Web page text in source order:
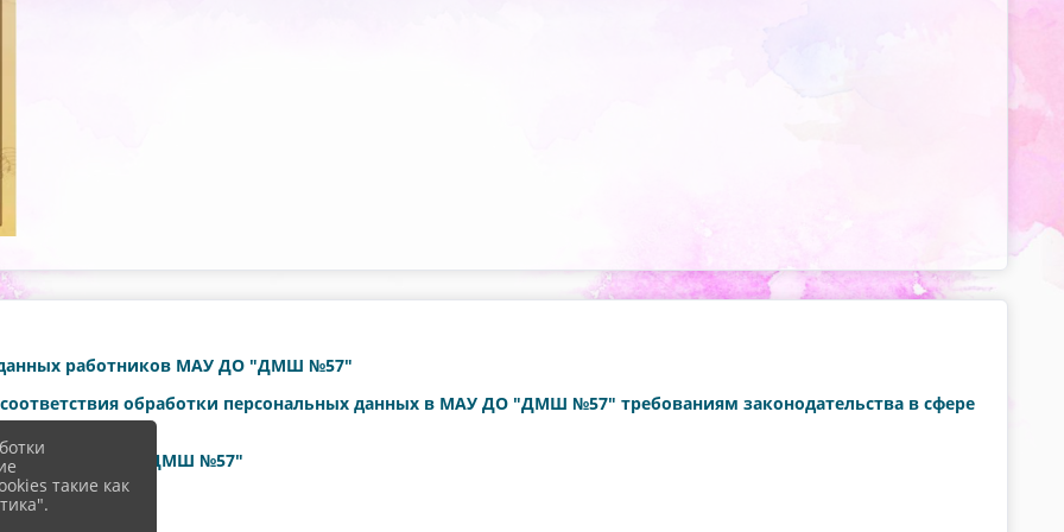
данных работников МАУ ДО "ДМШ №57"
обработки персональных данных в МАУ ДО "ДМШ №57" требованиям законодательства в сфере
МАУ ДО "ДМШ №57"
ДО "ДМШ №
такие как